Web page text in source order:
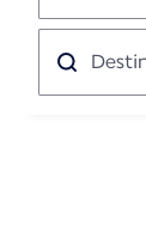
de
Destination